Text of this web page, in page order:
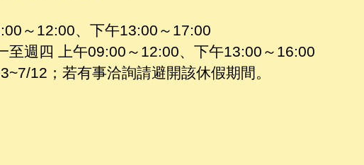
～12:00、下午13:00～17:00
至週四 上午09:00～12:00、下午13:00～16:00
12；若有事洽詢請避開該休假期間。